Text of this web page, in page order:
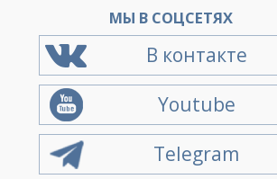
МЫ В СОЦСЕТЯХ
В контакте
Youtube
Telegram